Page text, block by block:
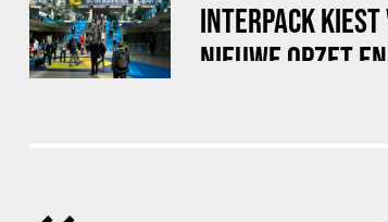
INTERPACK
NIEUWE OPZET